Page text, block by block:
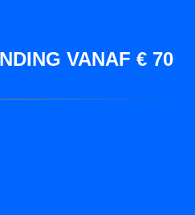
VANAF € 70